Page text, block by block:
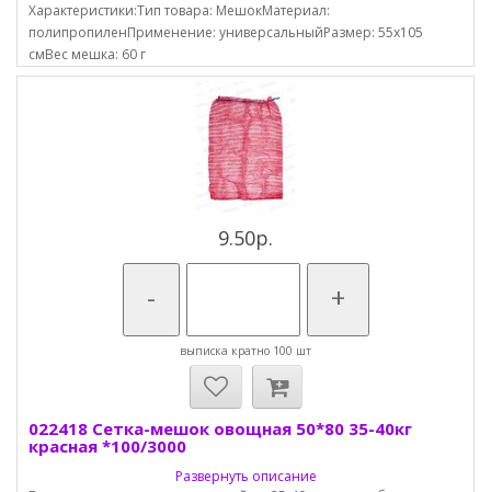
Характеристики:Тип товара: МешокМатериал:
полипропиленПрименение: универсальныйРазмер: 55х105
смВес мешка: 60 г
9.50р.
- +
выписка кратно 100 шт
022418 Сетка-мешок овощная 50*80 35-40кг
красная *100/3000
Развернуть описание